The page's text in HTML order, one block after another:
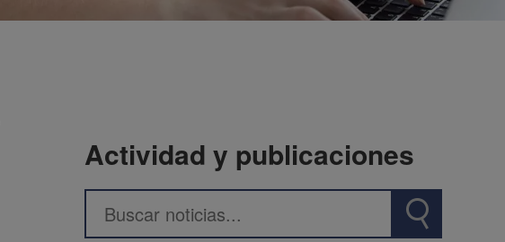
Actividad y publicaciones